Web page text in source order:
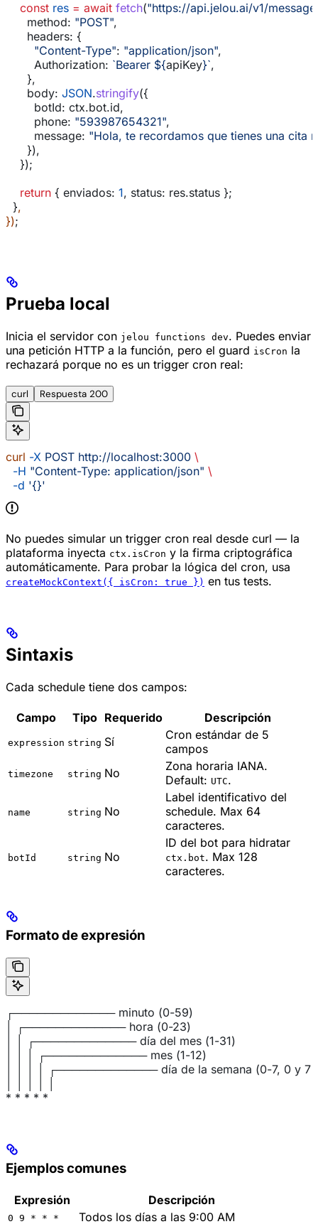
    const
res = await fetch("https://api.jelou.ai/v1/
      method:
"POST",
      headers:
{
        "Content-Type"
: "application/json",
        Authorization:
`Bearer ${apiKey}`,
      },
      body:
JSON.stringify({
        botId:
ctx.bot.id,
        phone:
"593987654321",
        message:
"Hola, te recordamos que tienes una cita
      }),
    });
    return
{ enviados: 1, status: res.status };
  }
,
});
Prueba local
Inicia el servidor con jelou functions dev. Puedes enviar
una petición HTTP a la función, pero el guard isCron la
rechazará porque no es un trigger cron real:
curl Respuesta 200
curl -X POST http://localhost:3000 \
  -H
"Content-Type: application/json" \
  -d
'{}'
No puedes simular un trigger cron real desde curl — la
plataforma inyecta ctx.isCron y la firma criptográfica
automáticamente. Para probar la lógica del cron, usa
createMockContext({ isCron: true }) en tus tests.
Sintaxis
Cada schedule tiene dos campos:
Campo Tipo Requerido Descripción
expression string Sí
Cron estándar de 5
campos
timezone string No
Zona horaria IANA.
Default: UTC.
name string No
Label identificativo del
schedule. Max 64
caracteres.
botId string No
ID del bot para hidratar
ctx.bot. Max 128
caracteres.
Formato de expresión
┌───────────── minuto (0-59)
│ ┌───────────── hora (0-23)
│ │ ┌───────────── día del mes (1-31)
│ │ │ ┌───────────── mes (1-12)
│ │ │ │ ┌───────────── día de la semana (0-7, 0 y 7
* * * * *
Ejemplos comunes
Expresión Descripción
0 9 * * *
Todos los días a las 9:00 AM